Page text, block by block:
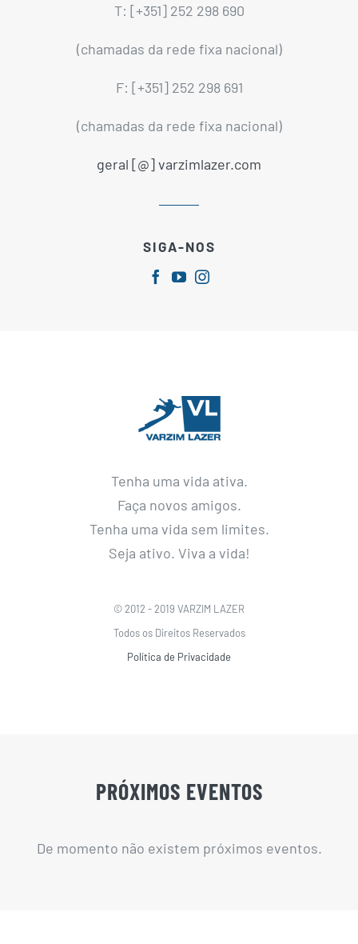
T: [+351] 252 298 690
(chamadas da rede fixa nacional)
F: [+351] 252 298 691
(chamadas da rede fixa nacional)
geral [@] varzimlazer.com
SIGA-NOS
Tenha uma vida ativa.
Faça novos amigos.
Tenha uma vida sem limites.
Seja ativo. Viva a vida!
© 2012 - 2019 VARZIM LAZER
Todos os Direitos Reservados
Política de Privacidade
PRÓXIMOS EVENTOS
De momento não existem próximos eventos.